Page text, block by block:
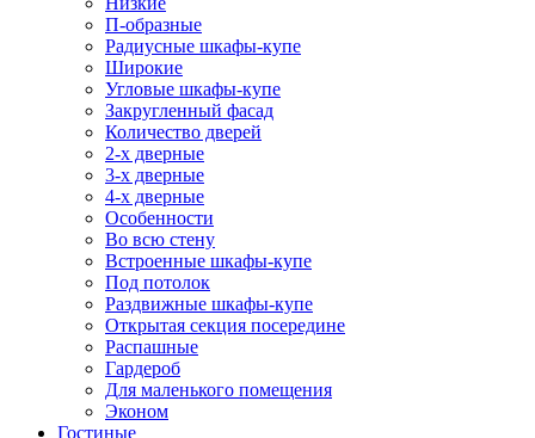
П-образные
Радиусные шкафы-купе
Широкие
Угловые шкафы-купе
Закругленный фасад
Количество дверей
2-х дверные
3-х дверные
4-х дверные
Особенности
Во всю стену
Встроенные шкафы-купе
Под потолок
Раздвижные шкафы-купе
Открытая секция посередине
Распашные
Гардероб
Для маленького помещения
Эконом
Гостиные